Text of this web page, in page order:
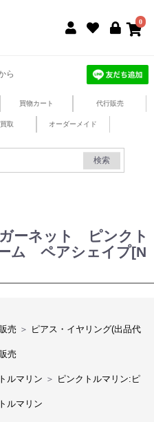
0
ら
買物カート 代行販売
取 オーダーメイド
検索
ーネット ピンクト
ム ペアシェイプ[N
売 ＞ ピアス・イヤリング(出品代
売
ルマリン ＞ ピンクトルマリン:ピ
ルマリン